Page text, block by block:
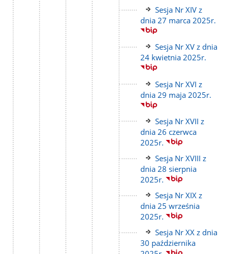
Link
do
strony
Sesja Nr XIV z
dnia 27 marca 2025r.
Link
do
strony
Sesja Nr XV z dnia
24 kwietnia 2025r.
Link
do
strony
Sesja Nr XVI z
dnia 29 maja 2025r.
Link
do
strony
Sesja Nr XVII z
dnia 26 czerwca
2025r.
Link
do
strony
Sesja Nr XVIII z
dnia 28 sierpnia
2025r.
Link
do
strony
Sesja Nr XIX z
dnia 25 września
2025r.
Link
do
Sesja Nr XX z dnia
30 października